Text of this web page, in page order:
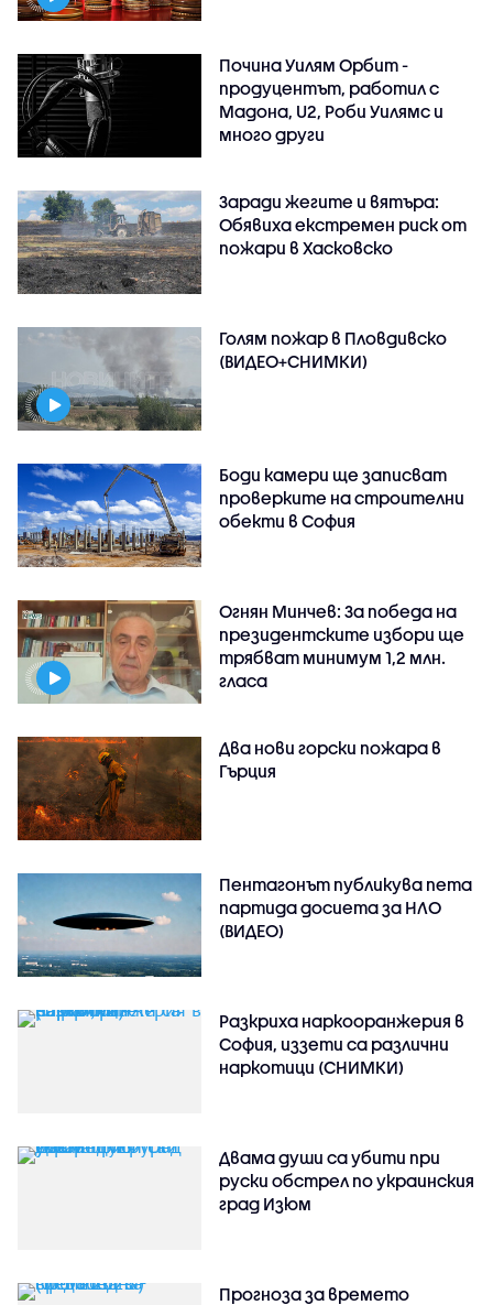
Почина Уилям Орбит -
продуцентът, работил с
Мадона, U2, Роби Уилямс и
много други
Заради жегите и вятъра:
Обявиха екстремен риск от
пожари в Хасковско
Голям пожар в Пловдивско
(ВИДЕО+СНИМКИ)
Боди камери ще записват
проверките на строителни
обекти в София
Огнян Минчев: За победа на
президентските избори ще
трябват минимум 1,2 млн.
гласа
Два нови горски пожара в
Гърция
Пентагонът публикува пета
партида досиета за НЛО
(ВИДЕО)
Разкриха наркооранжерия в
София, иззети са различни
наркотици (СНИМКИ)
Двама души са убити при
руски обстрeл по украинския
град Изюм
Прогноза за времето